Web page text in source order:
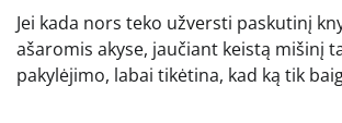
Jei kada nors teko užversti paskutinį
ašaromis akyse, jaučiant keistą mišinį
pakylėjimo, labai tikėtina, kad ką tik